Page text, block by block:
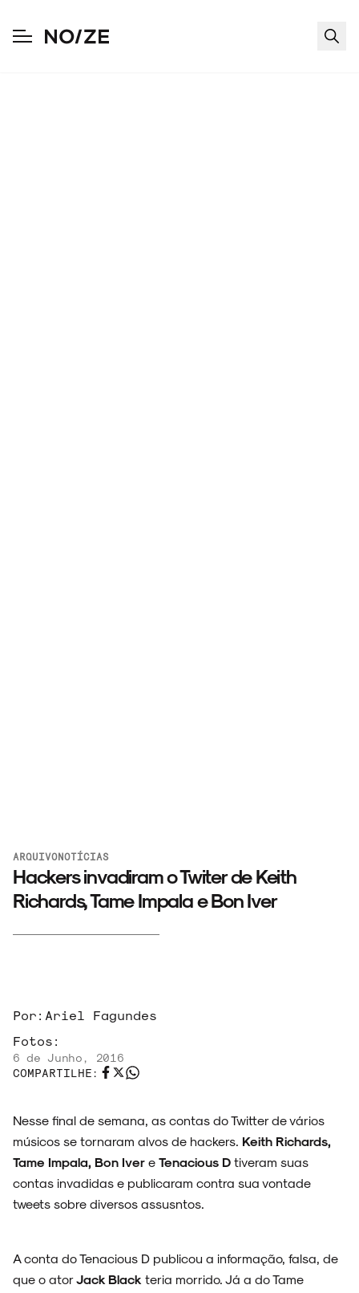
ENTREVISTAS
ESPECIAIS
ARQUIVONOTÍCIAS
Hackers invadiram o Twiter de Keith
Richards, Tame Impala e Bon Iver
Por: Ariel Fagundes
Fotos:
6 de Junho, 2016
COMPARTILHE:
Nesse final de semana, as contas do Twitter de vários
músicos se tornaram alvos de hackers. Keith Richards,
Tame Impala, Bon Iver e Tenacious D tiveram suas
contas invadidas e publicaram contra sua vontade
tweets sobre diversos assusntos.
A conta do Tenacious D publicou a informação, falsa, de
que o atorJack Black teria morrido. Já a do Tame